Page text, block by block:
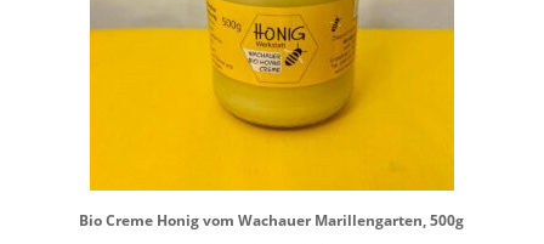
Bio Creme Honig vom Wachauer Marillengarten, 500g